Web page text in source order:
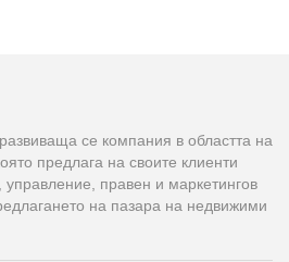
се компания в областта на
предлага на своите клиенти
правен и маркетингов
на пазара на недвижими